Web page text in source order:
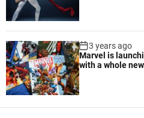
3 years ago
Marvel is
with a whole